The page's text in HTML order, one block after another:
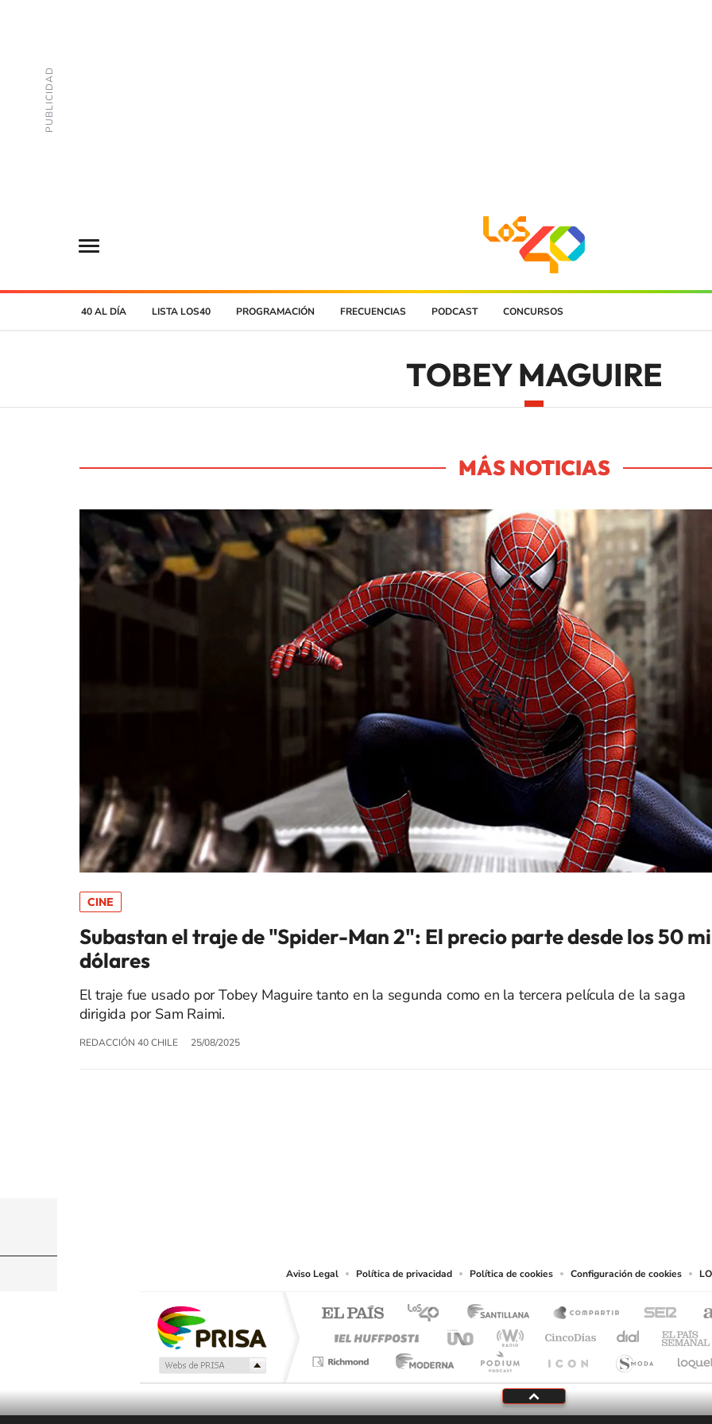
40 AL DÍA LISTA LOS40 PROGRAMACIÓN FRECUENCIAS PODCAST CONCURSOS
TOBEY MAGUIRE
MÁS NOTICIAS
CINE
Subastan el traje de "Spider-Man 2": El precio parte desde los 50
dólares
El traje fue usado por Tobey Maguire tanto en la segunda como en la tercera película de la saga
dirigida por Sam Raimi.
REDACCIÓN 40 CHILE 25/08/2025
Aviso Legal Política de privacidad Política de cookies Configuración de cookies